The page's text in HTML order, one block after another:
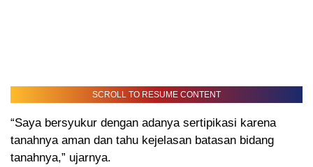
SCROLL TO RESUME CONTENT
“Saya bersyukur dengan adanya sertipikasi karena
tanahnya aman dan tahu kejelasan batasan bidang
tanahnya,” ujarnya.